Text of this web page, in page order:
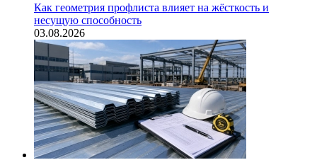
Как геометрия профлиста влияет на жёсткость и
несущую способность
03.08.2026